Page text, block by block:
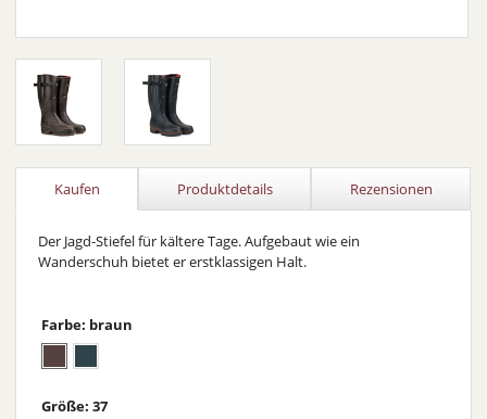
Kaufen Produktdetails Rezensionen
Der Jagd-Stiefel für kältere Tage. Aufgebaut wie ein
Wanderschuh bietet er erstklassigen Halt.
Farbe: braun
Größe: 37